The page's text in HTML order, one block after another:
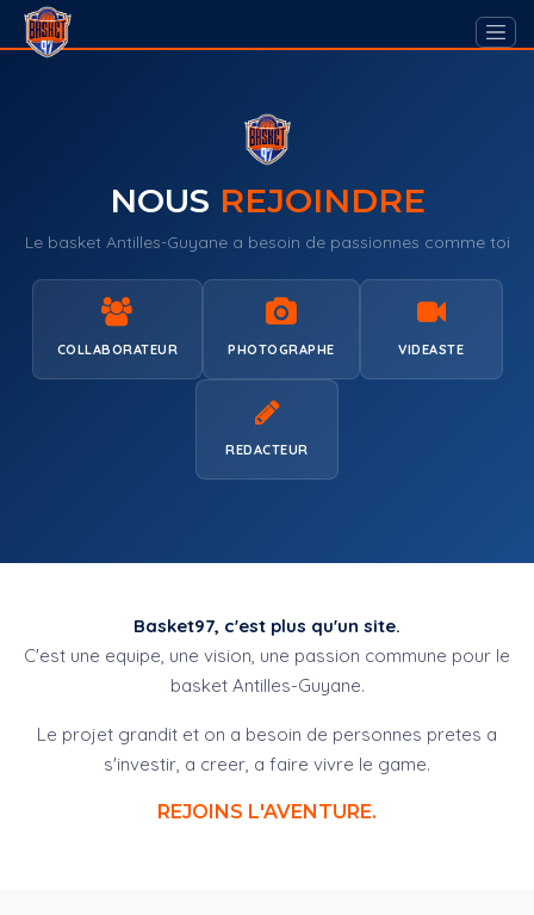
NOUS REJOINDRE
Le basket Antilles-Guyane a besoin de passionnes comme toi
COLLABORATEUR PHOTOGRAPHE VIDEASTE
REDACTEUR
Basket97, c'est plus qu'un site.
C'est une equipe, une vision, une passion commune pour le
basket Antilles-Guyane.
Le projet grandit et on a besoin de personnes pretes a
s'investir, a creer, a faire vivre le game.
REJOINS L'AVENTURE.